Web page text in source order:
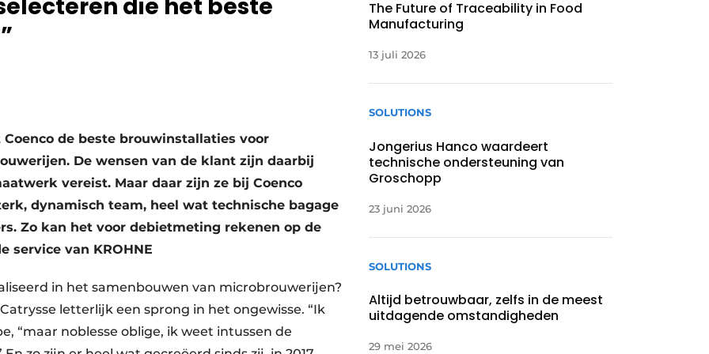
die het beste
de beste brouwinstallaties voor
De wensen van de klant zijn daarbij
vereist. Maar daar zijn ze bij Coenco
dynamisch team, heel wat technische bagage
Zo kan het voor debietmeting rekenen op de
service van KROHNE
in het samenbouwen van microbrouwerijen?
letterlijk een sprong in het ongewisse. “Ik
“maar noblesse oblige, ik weet intussen de
The Future of Traceability in Food
Manufacturing
13 juli 2026
SOLUTIONS
Jongerius Hanco waardeert
technische ondersteuning van
Groschopp
23 juni 2026
SOLUTIONS
Altijd betrouwbaar, zelfs in de meest
uitdagende omstandigheden
29 mei 2026